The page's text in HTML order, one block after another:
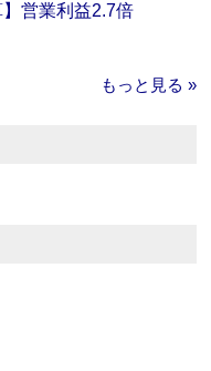
】営業利益2.7倍
もっと見る »